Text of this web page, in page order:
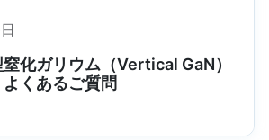
化ガリウム（Vertical GaN）
くあるご質問